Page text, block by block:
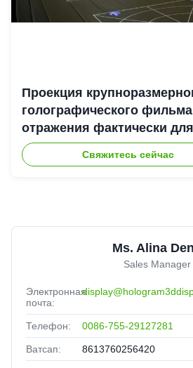
Проекция
голографического фильма
отражения фактически для
системы репроектора
3D
Свяжитесь сейчас
Ms. Alina
Sales Manager
Электронная
почта:
Телефон: 0086-755-29127281
Ватсап: 8613760256420